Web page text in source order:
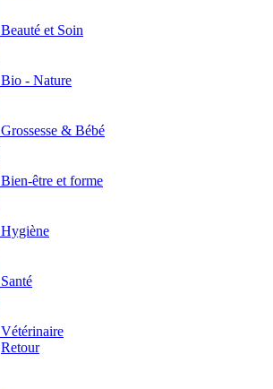
Beauté et Soin
Bio - Nature
Grossesse & Bébé
Bien-être et forme
Hygiène
Santé
Vétérinaire
Retour